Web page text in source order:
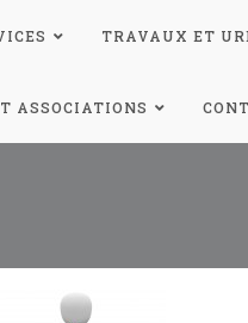
TRAVAUX ET
ASSOCIATIONS